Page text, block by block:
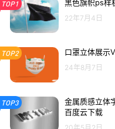
TOP1 黑色旗帜ps样
22年7月4日
TOP2 口罩立体展示
24年8月7日
TOP3
金属质感立体
百度云下载